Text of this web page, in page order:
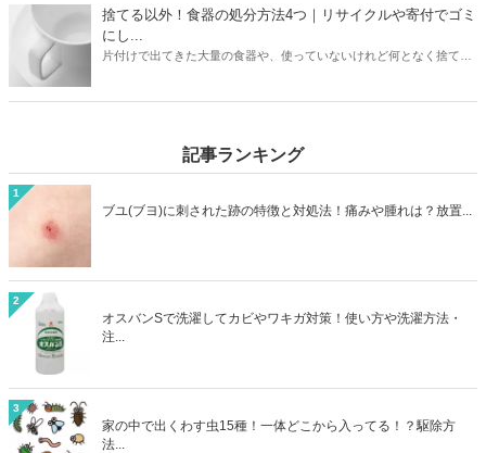
のか？ヤマダ電機などの家電量販店で引き取りはあるのか？なども解
説しています。お持ちの加湿器のメーカーや状態に合わせて、最もお
得に加湿器を処分する方法を見つけましょう。
捨てる以外！食器の処分方法4つ｜リサイクルや寄付でゴミ
にし...
片付けで出てきた大量の食器や、使っていないけれど何となく捨てに
にならず処分することができますよ。
記事ランキング
1
ブユ(ブヨ)に刺された跡の特徴と対処法！痛みや腫れは？放置...
2
オスバンSで洗濯してカビやワキガ対策！使い方や洗濯方法・
注...
3
家の中で出くわす虫15種！一体どこから入ってる！？駆除方
法...